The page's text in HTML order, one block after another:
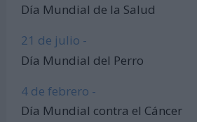
Día Mundial de la Salud
21 de julio -
Día Mundial del Perro
4 de febrero -
Día Mundial contra el Cáncer